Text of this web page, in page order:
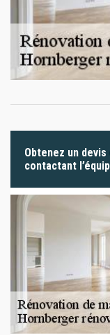
Obtenez un
contactant